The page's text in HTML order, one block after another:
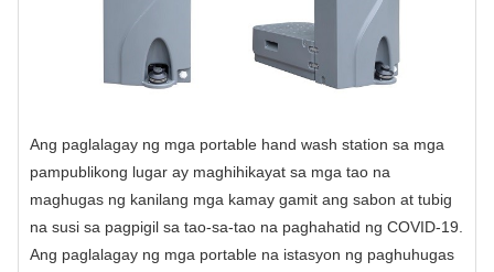
Ang paglalagay ng mga portable hand wash station sa mga
pampublikong lugar ay maghihikayat sa mga tao na
maghugas ng kanilang mga kamay gamit ang sabon at tubig
na susi sa pagpigil sa tao-sa-tao na paghahatid ng COVID-19.
Ang paglalagay ng mga portable na istasyon ng paghuhugas